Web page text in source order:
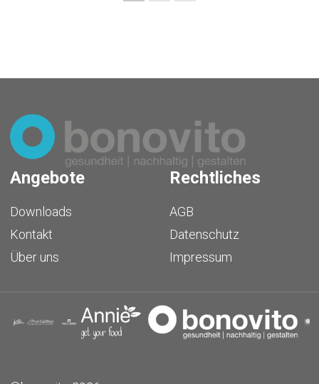
Angebote
Downloads
Kontakt
Über uns
Rechtliches
AGB
Datenschutz
Impressum